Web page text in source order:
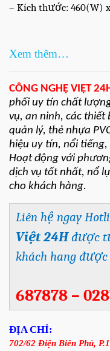
– Kích thước: 460(W)
Xem thêm…
CÔNG NGHỆ VIỆT
phối uy tín chất
vụ, an ninh, các thiết
quản lý, thẻ nhựa
hiệu uy tín, nổi tiếng,
Hoạt động với
dịch vụ tốt nhất, nổ
cho khách hàng.
Liên hệ ngay
Việt 24Hđược
khách hang
687878 –
ĐỊA CHỈ:
702/62 Điện Biên Phủ,